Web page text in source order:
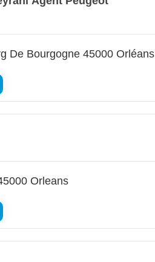
De Bourgogne 45000 Orléans
Orleans